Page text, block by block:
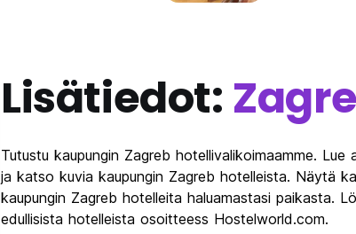
Lisätiedot:
Tutustu kaupungin Zagreb hotellivalikoimaamme.
ja katso kuvia kaupungin Zagreb hotelleista. Näytä
kaupungin Zagreb hotelleita haluamastasi paikasta.
edullisista hotelleista osoitteess Hostelworld.com.